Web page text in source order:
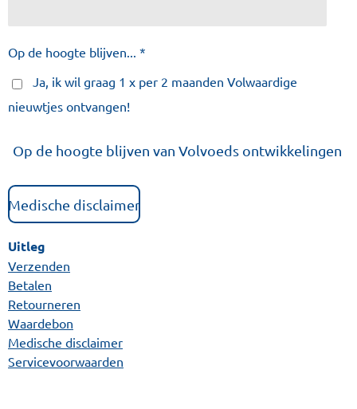
Op de hoogte blijven... *
Ja, ik wil graag 1 x per 2 maanden Volwaardige
nieuwtjes ontvangen!
Op de hoogte blijven van Volvoeds ontwikkelingen
Medische disclaimer
Uitleg
Verzenden
Betalen
Retourneren
Waardebon
Medische disclaimer
Servicevoorwaarden